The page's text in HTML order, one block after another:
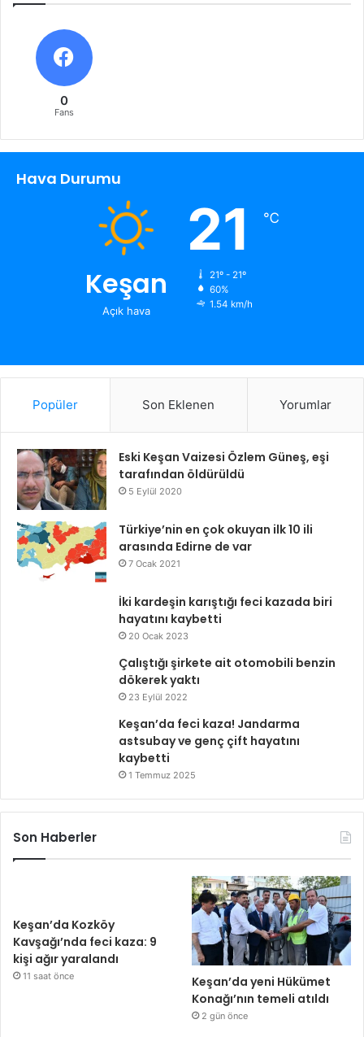
0
Fans
Hava Durumu
Keşan
Açık hava
21 ℃
21º - 21º
60%
1.54 km/h
Popüler Son Eklenen Yorumlar
Eski Keşan Vaizesi Özlem Güneş, eşi
tarafından öldürüldü
5 Eylül 2020
Türkiye’nin en çok okuyan ilk 10 ili
arasında Edirne de var
7 Ocak 2021
İki kardeşin karıştığı feci kazada biri
hayatını kaybetti
20 Ocak 2023
Çalıştığı şirkete ait otomobili benzin
dökerek yaktı
23 Eylül 2022
Keşan’da feci kaza! Jandarma
astsubay ve genç çift hayatını
kaybetti
1 Temmuz 2025
Son Haberler
Keşan’da Kozköy
Kavşağı’nda feci kaza: 9
kişi ağır yaralandı
11 saat önce
Keşan’da yeni Hükümet
Konağı’nın temeli atıldı
2 gün önce